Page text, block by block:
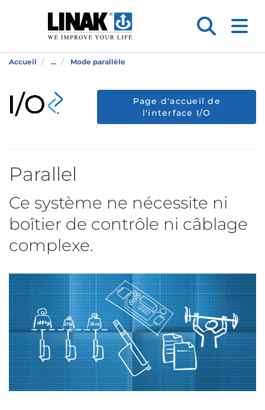
Accueil ... Mode parallèle
Page d'accueil de
l'interface I/O
Parallel
Ce système ne nécessite ni
boîtier de contrôle ni câblage
complexe.